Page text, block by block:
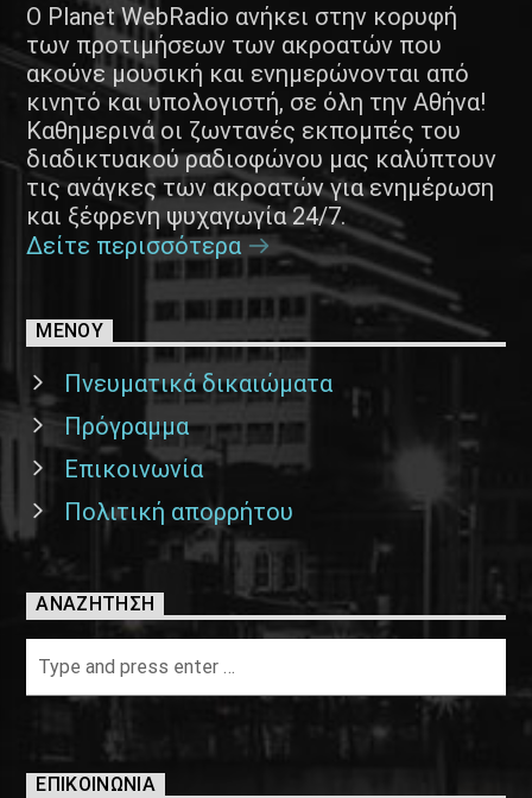
Ο Planet WebRadio ανήκει στην κορυφή
των προτιμήσεων των ακροατών που
ακούνε μουσική και ενημερώνονται από
κινητό και υπολογιστή, σε όλη την Αθήνα!
Καθημερινά οι ζωντανές εκπομπές του
διαδικτυακού ραδιοφώνου μας καλύπτουν
τις ανάγκες των ακροατών για ενημέρωση
και ξέφρενη ψυχαγωγία 24/7.
Δείτε περισσότερα
ΜΕΝΟΥ
Πνευματικά δικαιώματα
Πρόγραμμα
Επικοινωνία
Πολιτική απορρήτου
ΑΝΑΖΉΤΗΣΗ
ΕΠΙΚΟΙΝΩΝΊΑ